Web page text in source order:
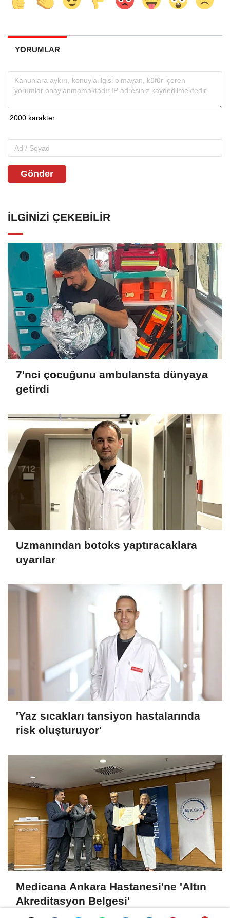
YORUMLAR
Gönder
İLGINIZI ÇEKEBILIR
7'nci çocuğunu ambulansta dünyaya
getirdi
Uzmanından botoks yaptıracaklara
uyarılar
'Yaz sıcakları tansiyon hastalarında
risk oluşturuyor'
Medicana Ankara Hastanesi'ne 'Altın
Akreditasyon Belgesi'